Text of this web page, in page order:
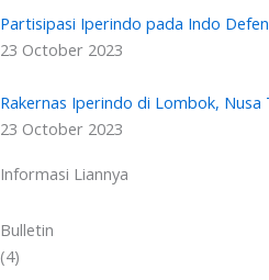
Partisipasi Iperindo pada Indo
23 October 2023
Rakernas Iperindo di Lombok,
23 October 2023
Informasi Liannya
Bulletin
(4)